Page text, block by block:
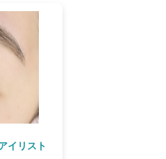
イリスト